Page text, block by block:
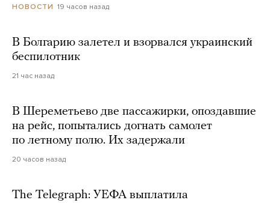
НОВОСТИ 19 часов назад
В Болгарию залетел и взорвался украинский
беспилотник
21 час назад
В Шереметьево две пассажирки, опоздавшие
на рейс, попытались догнать самолет
по летному полю. Их задержали
20 часов назад
The Telegraph: УЕФА выплатила